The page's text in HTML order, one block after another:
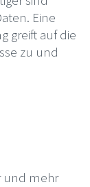
Eine
greift auf die
zu und
und mehr